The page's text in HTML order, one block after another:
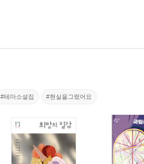
#테마소설집 #현실을그렸어요